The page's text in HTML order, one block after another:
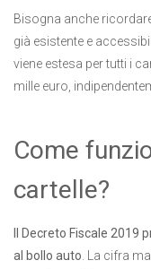
Bisogna anche
già esistente e
viene estesa per tutti i
mille euro,
Come
cartelle?
Il Decreto Fiscale 2019
al bollo auto . La cifra